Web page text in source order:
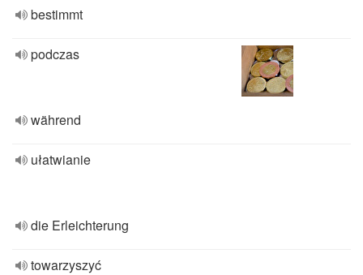
bestimmt
podczas
während
ułatwianie
die Erleichterung
towarzyszyć